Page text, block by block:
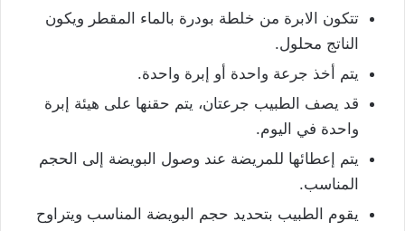
تتكون الابرة من خلطة بودرة بالماء المقطر ويكون
الناتج محلول.
يتم أخذ جرعة واحدة أو إبرة واحدة.
قد يصف الطبيب جرعتان، يتم حقنها على هيئة إبرة
واحدة في اليوم.
يتم إعطائها للمريضة عند وصول البويضة إلى الحجم
المناسب.
يقوم الطبيب بتحديد حجم البويضة المناسب ويتراوح